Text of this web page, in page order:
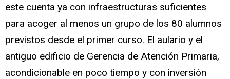
este cuenta ya con infraestructuras suficientes
para acoger al menos un grupo de los 80 alumnos
previstos desde el primer curso. El aulario y el
antiguo edificio de Gerencia de Atención Primaria,
acondicionable en poco tiempo y con inversión